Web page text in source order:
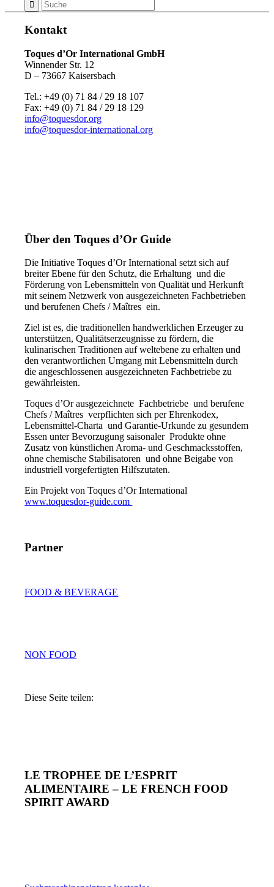
Kontakt
Toques d’Or International GmbH
Winnender Str. 12
D – 73667 Kaisersbach
Tel.: +49 (0) 71 84 / 29 18 107
Fax: +49 (0) 71 84 / 29 18 129
info@toquesdor.org
info@toquesdor-international.org
Über den Toques d’Or Guide
Die Initiative Toques d’Or International setzt sich auf
breiter Ebene für den Schutz, die Erhaltung und die
Förderung von Lebensmitteln von Qualität und Herkunft
mit seinem Netzwerk von ausgezeichneten Fachbetrieben
und berufenen Chefs / Maîtres ein.
Ziel ist es, die traditionellen handwerklichen Erzeuger zu
unterstützen, Qualitätserzeugnisse zu fördern, die
kulinarischen Traditionen auf weltebene zu erhalten und
den verantwortlichen Umgang mit Lebensmitteln durch
die angeschlossenen ausgezeichneten Fachbetriebe zu
gewährleisten.
Toques d’Or ausgezeichnete Fachbetriebe und berufene
Chefs / Maîtres verpflichten sich per Ehrenkodex,
Lebensmittel-Charta und Garantie-Urkunde zu gesundem
Essen unter Bevorzugung saisonaler Produkte ohne
Zusatz von künstlichen Aroma- und Geschmacksstoffen,
ohne chemische Stabilisatoren und ohne Beigabe von
industriell vorgefertigten Hilfszutaten.
Ein Projekt von Toques d’Or International
www.toquesdor-guide.com
Partner
FOOD & BEVERAGE
NON FOOD
Diese Seite teilen:
LE TROPHEE DE L’ESPRIT
ALIMENTAIRE – LE FRENCH FOOD
SPIRIT AWARD